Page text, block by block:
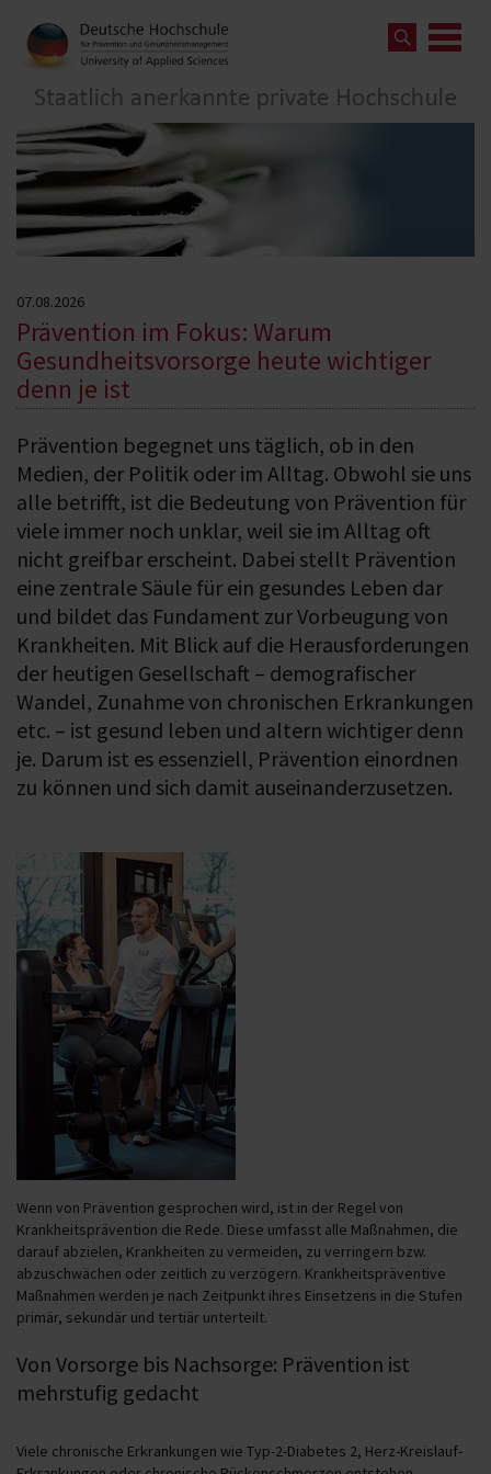
07.08.2026
Prävention im Fokus: Warum
Gesundheitsvorsorge heute wichtiger
denn je ist
Prävention begegnet uns täglich, ob in den
Medien, der Politik oder im Alltag. Obwohl sie uns
alle betrifft, ist die Bedeutung von Prävention für
viele immer noch unklar, weil sie im Alltag oft
nicht greifbar erscheint. Dabei stellt Prävention
eine zentrale Säule für ein gesundes Leben dar
und bildet das Fundament zur Vorbeugung von
Krankheiten. Mit Blick auf die Herausforderungen
der heutigen Gesellschaft – demografischer
Wandel, Zunahme von chronischen Erkrankungen
etc. – ist gesund leben und altern wichtiger denn
je. Darum ist es essenziell, Prävention einordnen
zu können und sich damit auseinanderzusetzen.
Wenn von Prävention gesprochen wird, ist in der Regel von
Krankheitsprävention die Rede. Diese umfasst alle Maßnahmen, die
darauf abzielen, Krankheiten zu vermeiden, zu verringern bzw.
abzuschwächen oder zeitlich zu verzögern. Krankheitspräventive
Maßnahmen werden je nach Zeitpunkt ihres Einsetzens in die Stufen
primär, sekundär und tertiär unterteilt.
Von Vorsorge bis Nachsorge: Prävention ist
mehrstufig gedacht
Viele chronische Erkrankungen wie Typ-2-Diabetes 2, Herz-Kreislauf-